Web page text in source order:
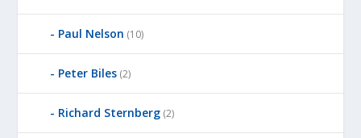
Paul Nelson (10)
Peter Biles (2)
Richard Sternberg (2)